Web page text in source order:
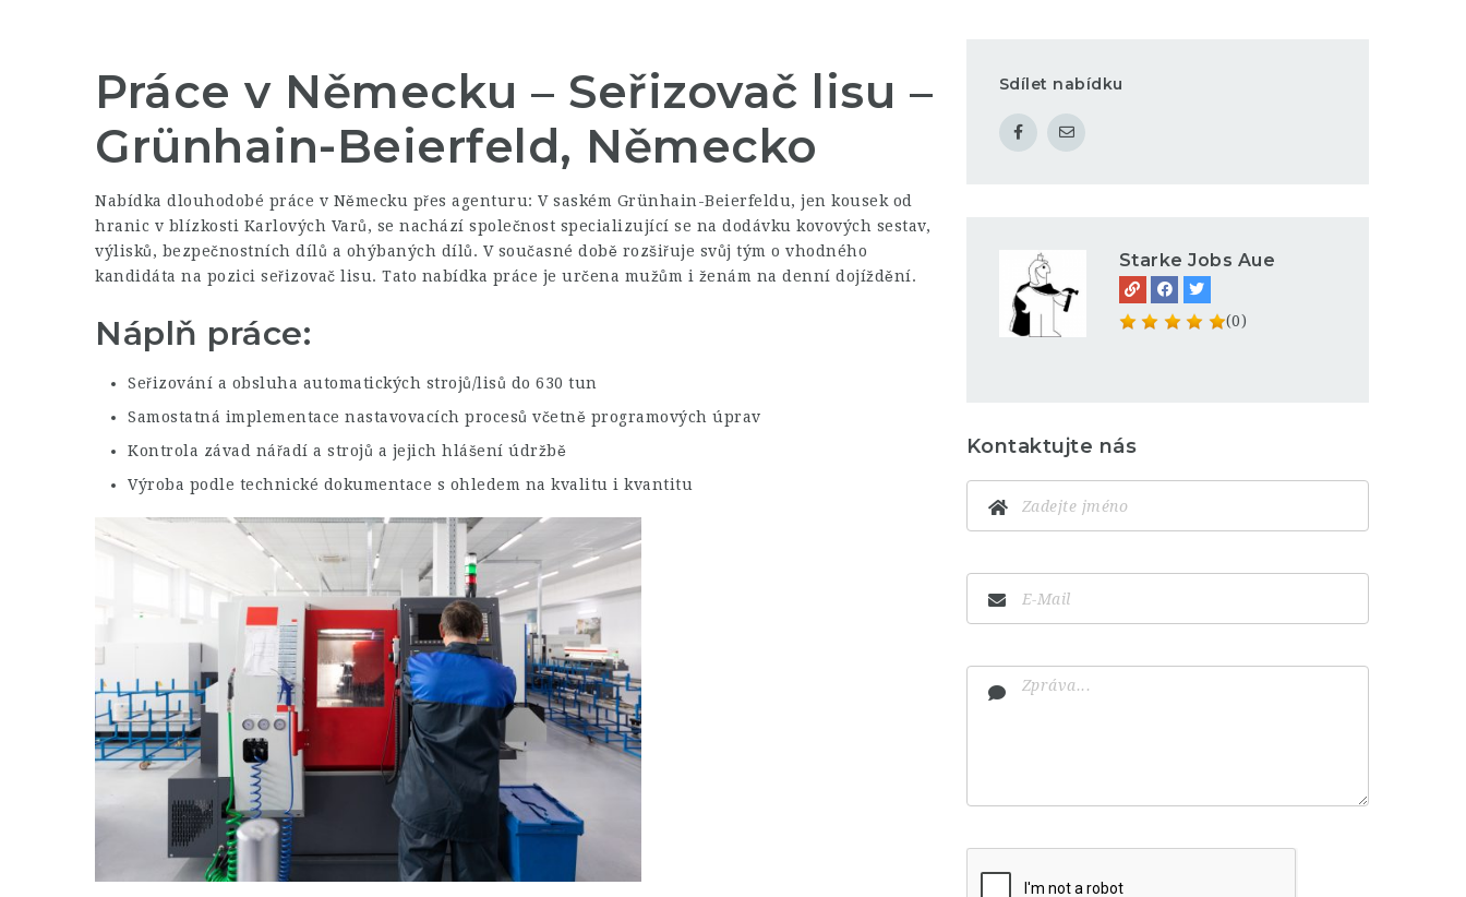
Práce v Německu – Seřizovač lisu –
Grünhain-Beierfeld, Německo
Nabídka dlouhodobé práce v Německu přes agenturu: V saském Grünhain-Beierfeldu, jen kousek od
hranic v blízkosti Karlových Varů, se nachází společnost specializující se na dodávku kovových sestav,
výlisků, bezpečnostních dílů a ohýbaných dílů. V současné době rozšiřuje svůj tým o vhodného
kandidáta na pozici seřizovač lisu. Tato nabídka práce je určena mužům i ženám na denní dojíždění.
Náplň práce:
Seřizování a obsluha automatických strojů/lisů do 630 tun
Samostatná implementace nastavovacích procesů včetně programových úprav
Kontrola závad nářadí a strojů a jejich hlášení údržbě
Výroba podle technické dokumentace s ohledem na kvalitu i kvantitu
Sdílet nabídku
Starke Jobs Aue
(0)
Kontaktujte nás